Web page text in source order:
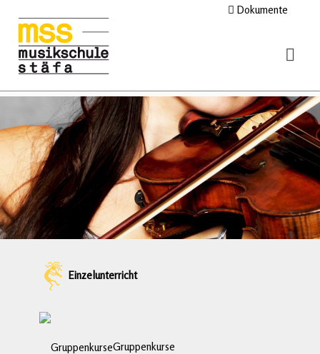
Dokumente
Einzelunterricht
Gruppenkurse